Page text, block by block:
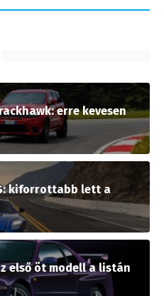
erre kevesen
kiforrottabb lett a
első öt modell a listán